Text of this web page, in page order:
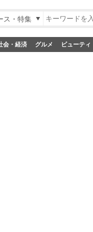
ス・特集
会・経済 グルメ ビューティ